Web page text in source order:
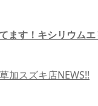
ます！キシリウム
草加スズキ店NEWS!!